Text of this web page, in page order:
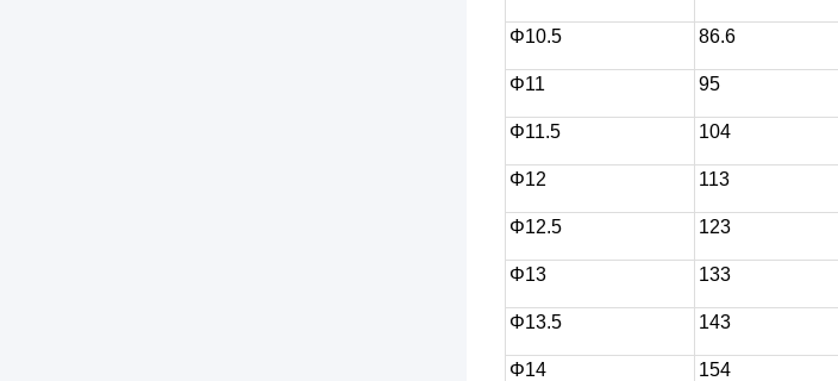
Φ10.5 86.6
Φ11 95
Φ11.5 104
Φ12 113
Φ12.5 123
Φ13 133
Φ13.5 143
Φ14 154